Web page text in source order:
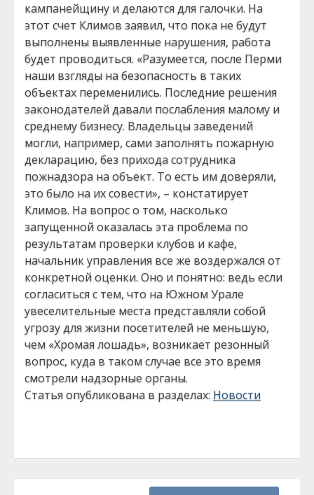
кампанейщину и делаются для галочки. На
этот счет Климов заявил, что пока не будут
выполнены выявленные нарушения, работа
будет проводиться. «Разумеется, после Перми
наши взгляды на безопасность в таких
объектах переменились. Последние решения
законодателей давали послабления малому и
среднему бизнесу. Владельцы заведений
могли, например, сами заполнять пожарную
декларацию, без прихода сотрудника
пожнадзора на объект. То есть им доверяли,
это было на их совести», – констатирует
Климов. На вопрос о том, насколько
запущенной оказалась эта проблема по
результатам проверки клубов и кафе,
начальник управления все же воздержался от
конкретной оценки. Оно и понятно: ведь если
согласиться с тем, что на Южном Урале
увеселительные места представляли собой
угрозу для жизни посетителей не меньшую,
чем «Хромая лошадь», возникает резонный
вопрос, куда в таком случае все это время
смотрели надзорные органы.
Статья опубликована в разделах: Новости